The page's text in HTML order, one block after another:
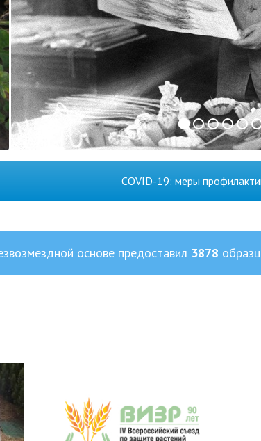
COVID-19: меры
основе предоставил 3878